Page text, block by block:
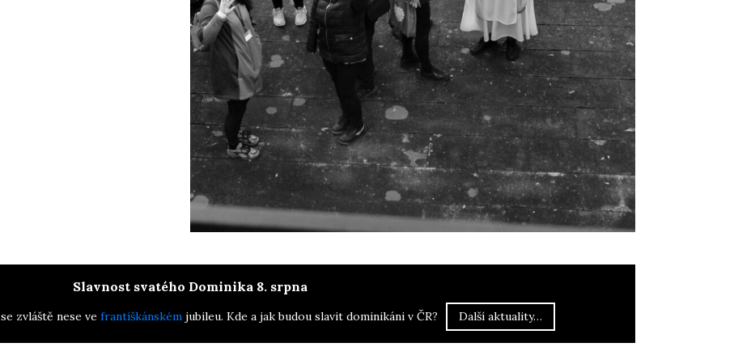
Slavnost svatého Dominika 8. srpna
se zvláště nese ve františkánském jubileu. Kde a jak budou slavit dominikáni v ČR? Další aktuality…